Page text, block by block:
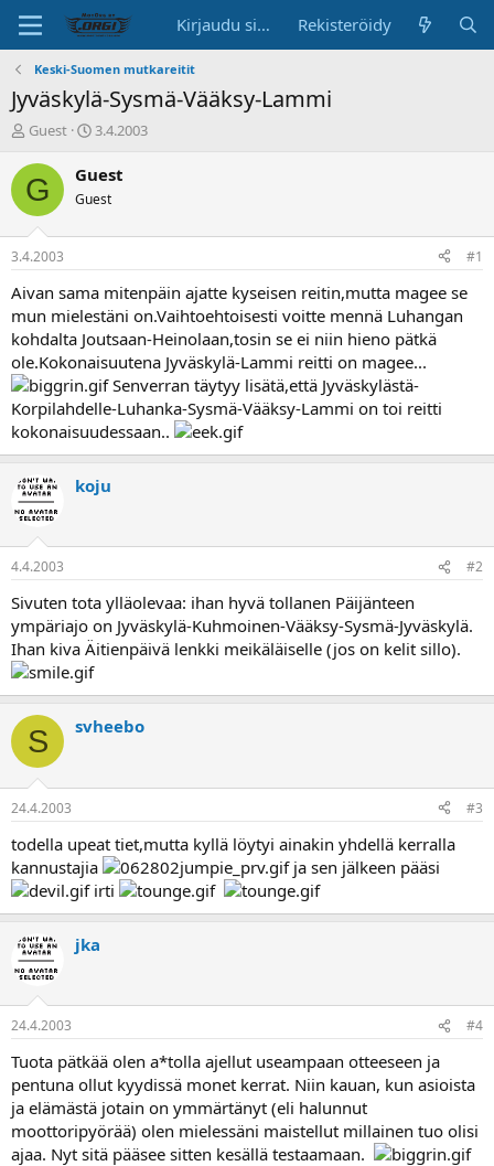
Kirjaudu sisään Rekisteröidy
Keski-Suomen mutkareitit
Jyväskylä-Sysmä-Vääksy-Lammi
K
s
k
s
t
e
l
n
a
l
o
i
t
j
a
Guest
A
o
t
p
ä
v
ä
3.4.2003
G Guest
Guest
3.4.2003 #1
Aivan sama mitenpäin ajatte kyseisen reitin,mutta magee se
mun mielestäni on.Vaihtoehtoisesti voitte mennä Luhangan
kohdalta Joutsaan-Heinolaan,tosin se ei niin hieno pätkä
ole.Kokonaisuutena Jyväskylä-Lammi reitti on magee...
Senverran täytyy lisätä,että Jyväskylästä-
Korpilahdelle-Luhanka-Sysmä-Vääksy-Lammi on toi reitti
kokonaisuudessaan..
koju
4.4.2003 #2
Sivuten tota ylläolevaa: ihan hyvä tollanen Päijänteen
ympäriajo on Jyväskylä-Kuhmoinen-Vääksy-Sysmä-Jyväskylä.
Ihan kiva Äitienpäivä lenkki meikäläiselle (jos on kelit sillo).
S svheebo
24.4.2003 #3
todella upeat tiet,mutta kyllä löytyi ainakin yhdellä kerralla
kannustajia
ja sen jälkeen pääsi
irti
jka
24.4.2003 #4
Tuota pätkää olen a*tolla ajellut useampaan otteeseen ja
pentuna ollut kyydissä monet kerrat. Niin kauan, kun asioista
ja elämästä jotain on ymmärtänyt (eli halunnut
moottoripyörää) olen mielessäni maistellut millainen tuo olisi
ajaa. Nyt sitä pääsee sitten kesällä testaamaan.